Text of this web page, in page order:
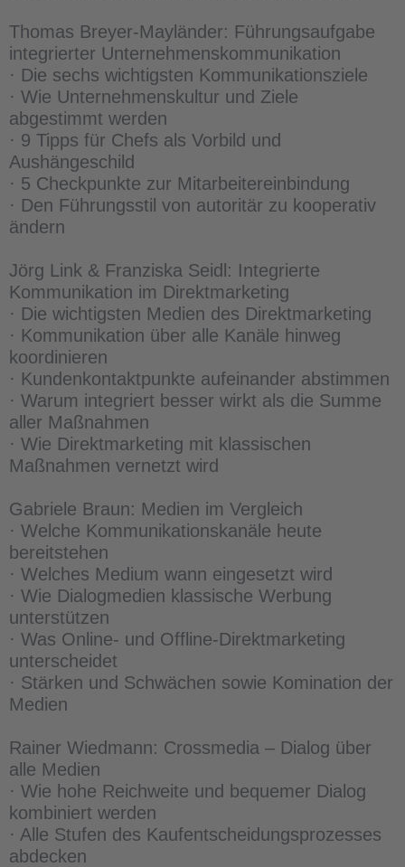
Thomas Breyer-Mayländer: Führungsaufgabe
integrierter Unternehmenskommunikation
· Die sechs wichtigsten Kommunikationsziele
· Wie Unternehmenskultur und Ziele
abgestimmt werden
· 9 Tipps für Chefs als Vorbild und
Aushängeschild
· 5 Checkpunkte zur Mitarbeitereinbindung
· Den Führungsstil von autoritär zu kooperativ
ändern
Jörg Link & Franziska Seidl: Integrierte
Kommunikation im Direktmarketing
· Die wichtigsten Medien des Direktmarketing
· Kommunikation über alle Kanäle hinweg
koordinieren
· Kundenkontaktpunkte aufeinander abstimmen
· Warum integriert besser wirkt als die Summe
aller Maßnahmen
· Wie Direktmarketing mit klassischen
Maßnahmen vernetzt wird
Gabriele Braun: Medien im Vergleich
· Welche Kommunikationskanäle heute
bereitstehen
· Welches Medium wann eingesetzt wird
· Wie Dialogmedien klassische Werbung
unterstützen
· Was Online- und Offline-Direktmarketing
unterscheidet
· Stärken und Schwächen sowie Komination der
Medien
Rainer Wiedmann: Crossmedia – Dialog über
alle Medien
· Wie hohe Reichweite und bequemer Dialog
kombiniert werden
· Alle Stufen des Kaufentscheidungsprozesses
abdecken